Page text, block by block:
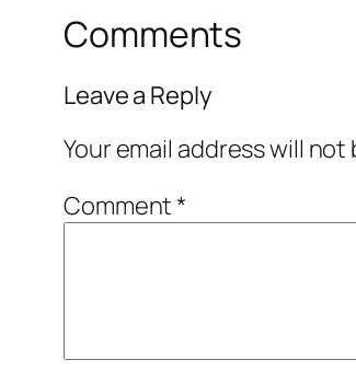
Comments
Leave a Reply
Your email address will
Comment*